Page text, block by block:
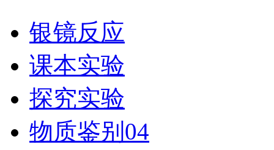
银镜反应
课本实验
探究实验
物质鉴别04